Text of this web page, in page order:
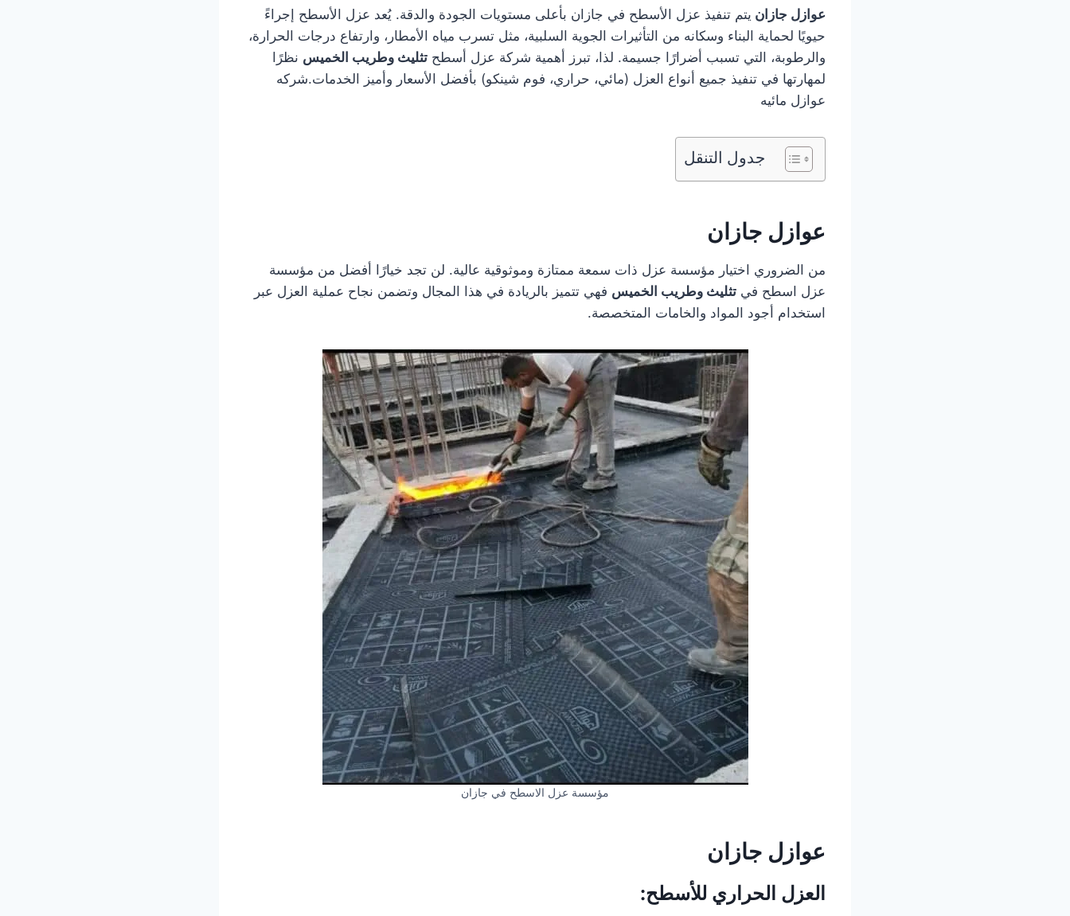
عوازل جازان يتم تنفيذ عزل الأسطح في جازان بأعلى مستويات الجودة والدقة. يُعد عزل الأسطح إجراءً
حيويًا لحماية البناء وسكانه من التأثيرات الجوية السلبية، مثل تسرب مياه الأمطار، وارتفاع درجات الحرارة،
والرطوبة، التي تسبب أضرارًا جسيمة. لذا، تبرز أهمية شركة عزل أسطح تثليث وطريب الخميس نظرًا
لمهارتها في تنفيذ جميع أنواع العزل (مائي، حراري، فوم شينكو) بأفضل الأسعار وأميز الخدمات.شركه
عوازل مائيه
جدول التنقل
عوازل جازان
من الضروري اختيار مؤسسة عزل ذات سمعة ممتازة وموثوقية عالية. لن تجد خيارًا أفضل من مؤسسة
عزل اسطح في تثليث وطريب الخميس فهي تتميز بالريادة في هذا المجال وتضمن نجاح عملية العزل عبر
استخدام أجود المواد والخامات المتخصصة.
مؤسسة عزل الاسطح في جازان
عوازل جازان
العزل الحراري للأسطح: